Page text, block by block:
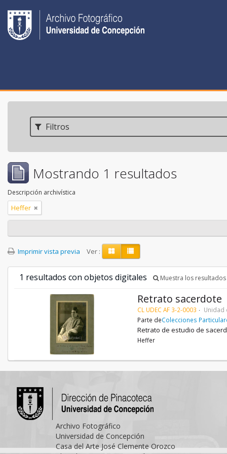
Filtros
Mostrando 1 resultados
Descripción archivística
Heffer
Imprimir vista previa Ver :
1 resultados con objetos digitales Muestra los
Retrato sacerdote
CL UDEC AF 3-2-0003
Unidad
Parte deColecciones
Retrato de estudio de
Heffer
Archivo Fotográfico
Universidad de Concepción
Casa del Arte José Clemente Orozco